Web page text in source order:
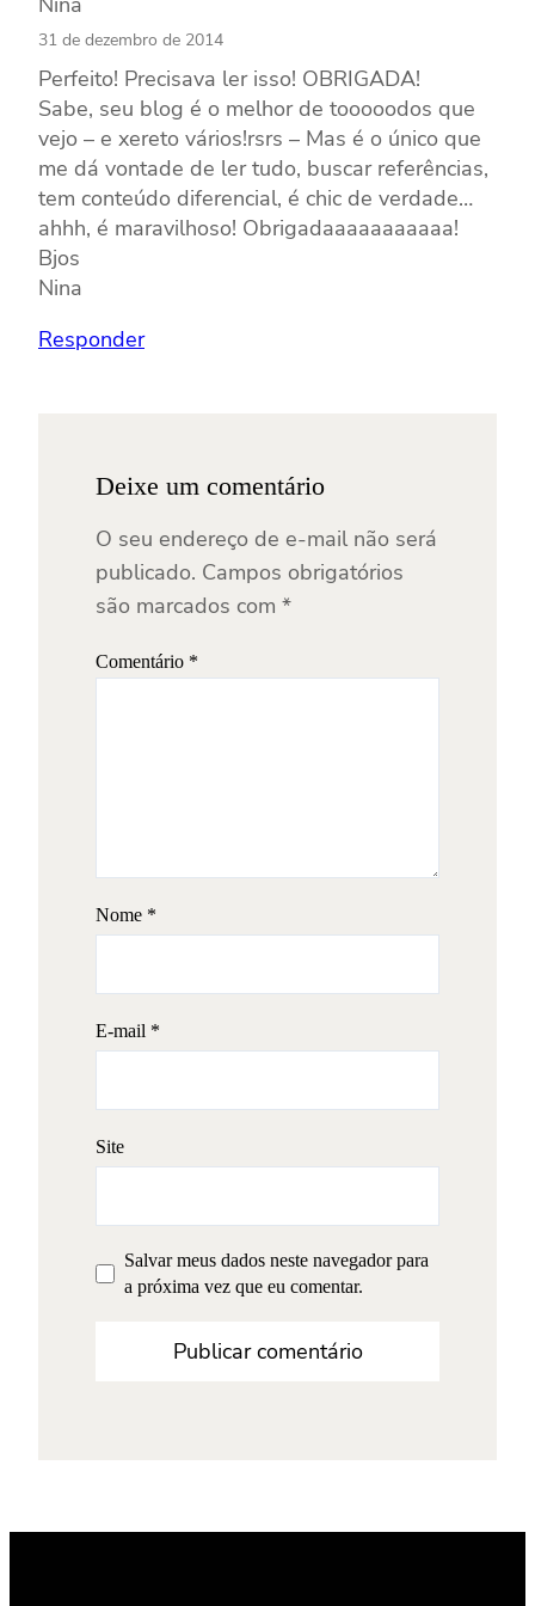
31 de dezembro de 2014
Perfeito! Precisava ler isso! OBRIGADA!
Sabe, seu blog é o melhor de tooooodos que
vejo – e xereto vários!rsrs – Mas é o único que
me dá vontade de ler tudo, buscar referências,
tem conteúdo diferencial, é chic de verdade…
ahhh, é maravilhoso! Obrigadaaaaaaaaaaa!
Bjos
Nina
Responder
Deixe um comentário
O seu endereço de e-mail não será
publicado. Campos obrigatórios
são marcados com *
Comentário *
Nome *
E-mail *
Site
Salvar meus dados neste navegador para
a próxima vez que eu comentar.